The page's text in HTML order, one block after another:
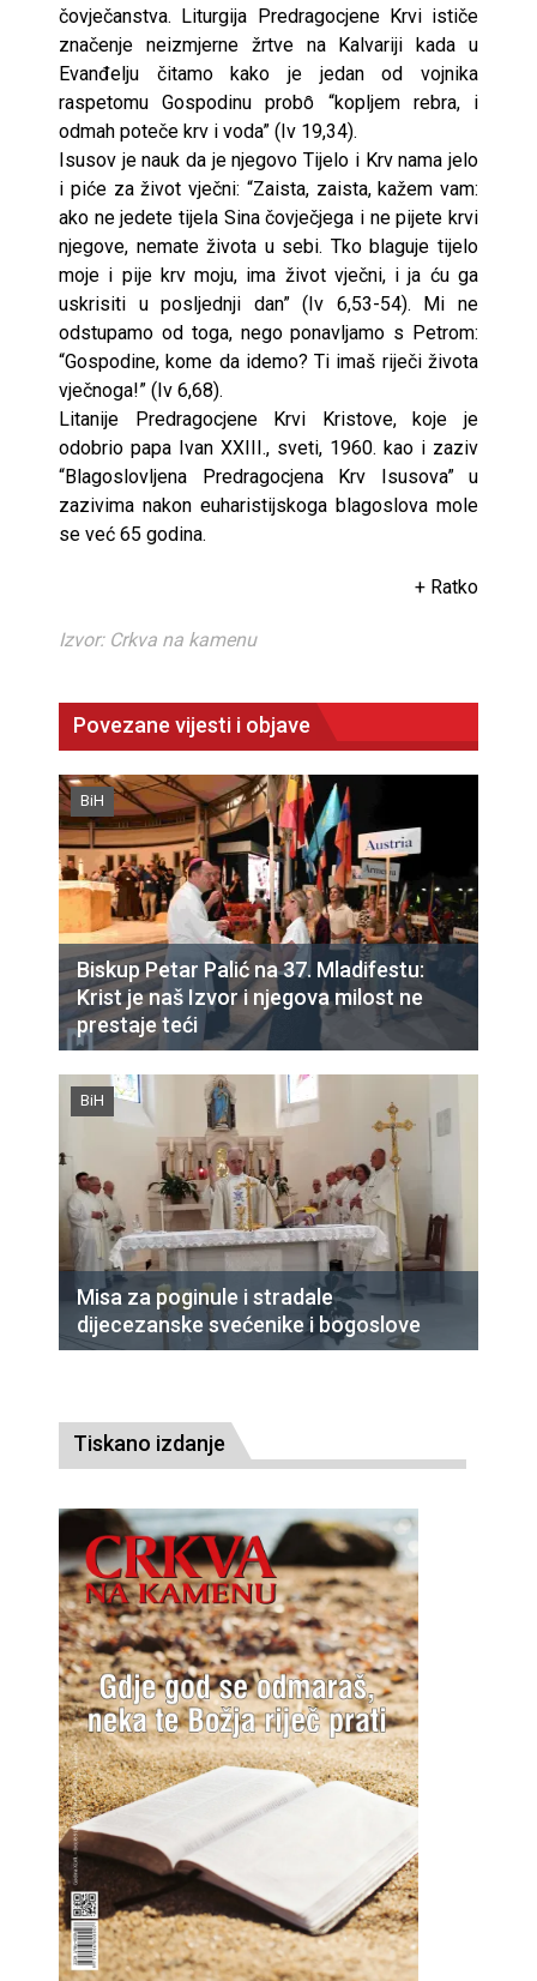
čovječanstva. Liturgija Predragocjene Krvi ističe
značenje neizmjerne žrtve na Kalvariji kada u
Evanđelju čitamo kako je jedan od vojnika
raspetomu Gospodinu probȏ “kopljem rebra, i
odmah poteče krv i voda” (Iv 19,34).
Isusov je nauk da je njegovo Tijelo i Krv nama jelo
i piće za život vječni: “Zaista, zaista, kažem vam:
ako ne jedete tijela Sina čovječjega i ne pijete krvi
njegove, nemate života u sebi. Tko blaguje tijelo
moje i pije krv moju, ima život vječni, i ja ću ga
uskrisiti u posljednji dan” (Iv 6,53-54). Mi ne
odstupamo od toga, nego ponavljamo s Petrom:
“Gospodine, kome da idemo? Ti imaš riječi života
vječnoga!” (Iv 6,68).
Litanije Predragocjene Krvi Kristove, koje je
odobrio papa Ivan XXIII., sveti, 1960. kao i zaziv
“Blagoslovljena Predragocjena Krv Isusova” u
zazivima nakon euharistijskoga blagoslova mole
se već 65 godina.
+ Ratko
Izvor: Crkva na kamenu
Povezane vijesti i objave
BiH
Biskup Petar Palić na 37. Mladifestu:
Krist je naš Izvor i njegova milost ne
prestaje teći
BiH
Misa za poginule i stradale
dijecezanske svećenike i bogoslove
Tiskano izdanje